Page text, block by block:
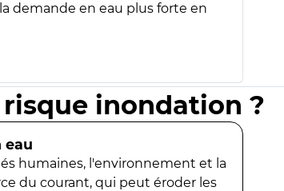
demande en eau plus forte en
inondation ?
eau
humaines, l'environnement et la
du courant, qui peut éroder les